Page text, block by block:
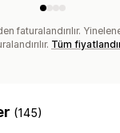
faturalandırılır.
Tüm
(145)